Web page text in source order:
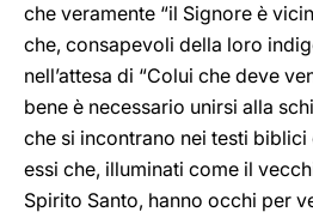
che veramente “il Signore è
che, consapevoli della loro
nell’attesa di “Colui che deve
bene è necessario unirsi alla
che si incontrano nei testi biblici
essi che, illuminati come il
Spirito Santo, hanno occhi per